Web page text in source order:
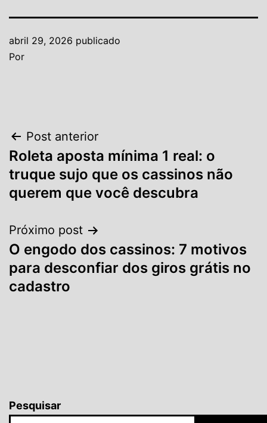
abril 29, 2026 publicado
Por
Navegação
de
Post
Post anterior
Roleta aposta mínima 1 real: o
truque sujo que os cassinos não
querem que você descubra
Próximo post
O engodo dos cassinos: 7 motivos
para desconfiar dos giros grátis no
cadastro
Pesquisar